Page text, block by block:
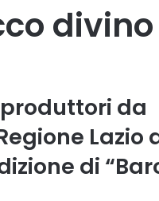
divino
da
Lazio
di